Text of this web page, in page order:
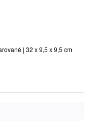
| 32 x 9,5 x 9,5 cm